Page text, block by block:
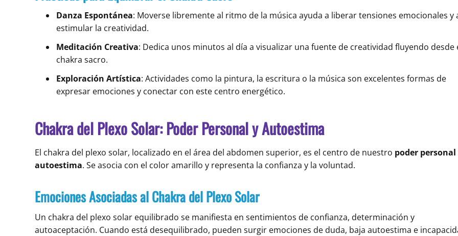
Danza Espontánea: Moverse libremente al ritmo de la música ayuda a liberar tensiones emocionales y
estimular la creatividad.
Meditación Creativa: Dedica unos minutos al día a visualizar una fuente de creatividad fluyendo desde
chakra sacro.
Exploración Artística: Actividades como la pintura, la escritura o la música son excelentes formas de
expresar emociones y conectar con este centro energético.
Chakra del Plexo Solar: Poder Personal y Autoestima
El chakra del plexo solar, localizado en el área del abdomen superior, es el centro de nuestro poder personal
autoestima. Se asocia con el color amarillo y representa la confianza y la voluntad.
Emociones Asociadas al Chakra del Plexo Solar
Un chakra del plexo solar equilibrado se manifiesta en sentimientos de confianza, determinación y
autoaceptación. Cuando está desequilibrado, pueden surgir emociones de duda, baja autoestima e